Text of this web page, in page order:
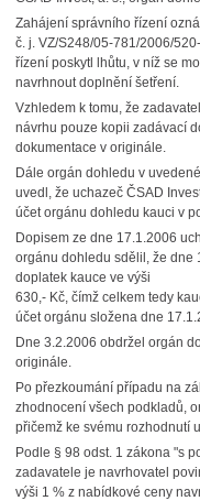
Zahájení správního řízení
č. j. VZ/S248/05-781/2006/
řízení poskytl lhůtu, v níž se
navrhnout doplnění šetření.
Vzhledem k tomu, že
návrhu pouze kopii zadávací
dokumentace v originále.
Dále orgán dohledu v
uvedl, že uchazeč ČSAD
účet orgánu dohledu kauci v
Dopisem ze dne 17.1.2006
orgánu dohledu sdělil, že dne
doplatek kauce ve výši
630,- Kč, čímž celkem tedy
účet orgánu složena dne
Dne 3.2.2006 obdržel orgán
originále.
Po přezkoumání případu na
zhodnocení všech podkladů,
přičemž ke svému rozhodnutí
Podle § 98 odst. 1 zákona "s
zadavatele je navrhovatel
výši 1 % z nabídkové ceny